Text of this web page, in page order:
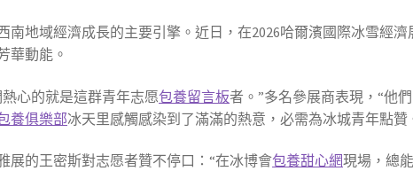
南地域經濟成長的主要引擎。近日，在2026哈爾濱國際冰雪經
華動能。
心的就是這群青年志愿包養留言板者。”多名參展商表現，“他
養俱樂部冰天里感觸感染到了滿滿的熱意，必需為冰城青年點贊
展的王密斯對志愿者贊不停口：“在冰博會包養甜心網現場，總